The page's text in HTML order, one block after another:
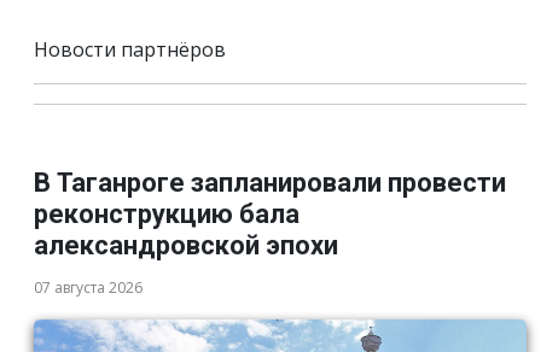
Новости партнёров
В Таганроге запланировали провести
реконструкцию бала
александровской эпохи
07 августа 2026